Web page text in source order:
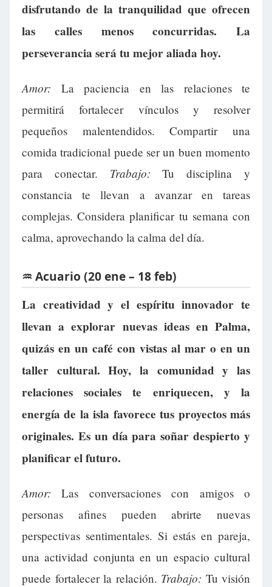
disfrutando de la tranquilidad que ofrecen
las calles menos concurridas. La
perseverancia será tu mejor aliada hoy.
Amor: La paciencia en las relaciones te
permitirá fortalecer vínculos y resolver
pequeños malentendidos. Compartir una
comida tradicional puede ser un buen momento
para conectar. Trabajo: Tu disciplina y
constancia te llevan a avanzar en tareas
complejas. Considera planificar tu semana con
calma, aprovechando la calma del día.
♒ Acuario (20 ene – 18 feb)
La creatividad y el espíritu innovador te
llevan a explorar nuevas ideas en Palma,
quizás en un café con vistas al mar o en un
taller cultural. Hoy, la comunidad y las
relaciones sociales te enriquecen, y la
energía de la isla favorece tus proyectos más
originales. Es un día para soñar despierto y
planificar el futuro.
Amor: Las conversaciones con amigos o
personas afines pueden abrirte nuevas
perspectivas sentimentales. Si estás en pareja,
una actividad conjunta en un espacio cultural
puede fortalecer la relación. Trabajo: Tu visión